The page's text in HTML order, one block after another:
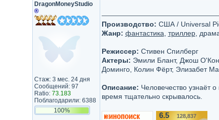
DragonMon​eyStudio​
®
Стаж: 3 мес. 24 дня
Сообщений: 97
Ratio: 73.183
Поблагодарили: 6388
100%
Производство: США / Universal
Жанр: фантастика триллер,
Режиссер: Стивен Спилберг
Актеры: Эмили Блант, Джош
Доминго, Колин Фёрт, Элизабет
Описание: Человечество узнаёт
время тщательно скрывалось.
6.5/10 128,837